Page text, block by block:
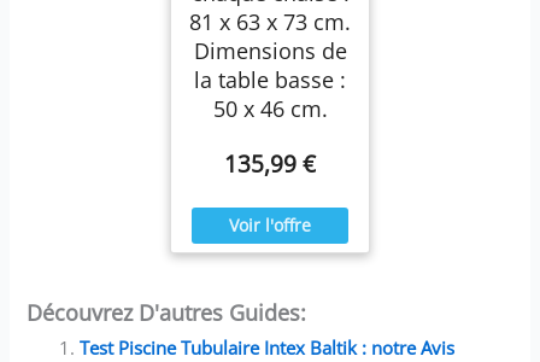
81 x 63 x 73 cm.
Dimensions de
la table basse :
50 x 46 cm.
135,99 €
Découvrez D'autres Guides:
Test Piscine Tubulaire Intex Baltik : notre Avis